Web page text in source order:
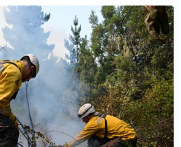
Email